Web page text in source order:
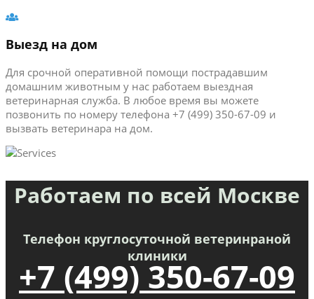
Выезд на дом
Для срочной оперативной помощи пострадавшим
домашним животным у нас работаем выездная
ветеринарная служба. В любое время вы можете
позвонить по номеру телефона +7 (499) 350-67-09 и
вызвать ветеринара на дом.
Работаем по всей Москве
Телефон круглосуточной ветеринраной
клиники
+7 (499) 350-67-09